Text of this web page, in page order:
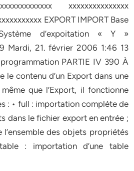
xxxxxxxxxxxxxxx
EXPORT IMPORT Base
d’expoitation « Y »
Mardi, 21. février 2006 1:46 13
PARTIE IV 390 À
le contenu d’un Export dans une
que l’Export, il fonctionne
: • full : importation complète de
dans le fichier export en entrée ;
des objets propriétés
: importation d’une table